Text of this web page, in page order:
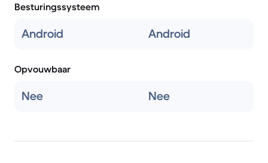
Besturingssysteem
Android Android
Opvouwbaar
Nee Nee